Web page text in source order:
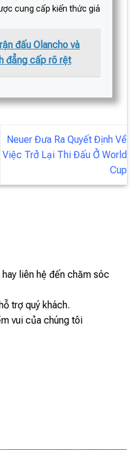
cung cấp kiến thức giá
đấu Olancho và
đẳng cấp rõ rệt
Neuer Đưa Ra Quyết Định Về
Việc Trở Lại Thi Đấu Ở World
Cup
liên hệ đến chăm sóc
trợ quý khách.
vui của chúng tôi